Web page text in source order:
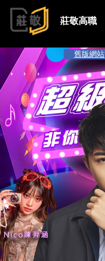
跳到主要內容
莊敬高職
舊版網站